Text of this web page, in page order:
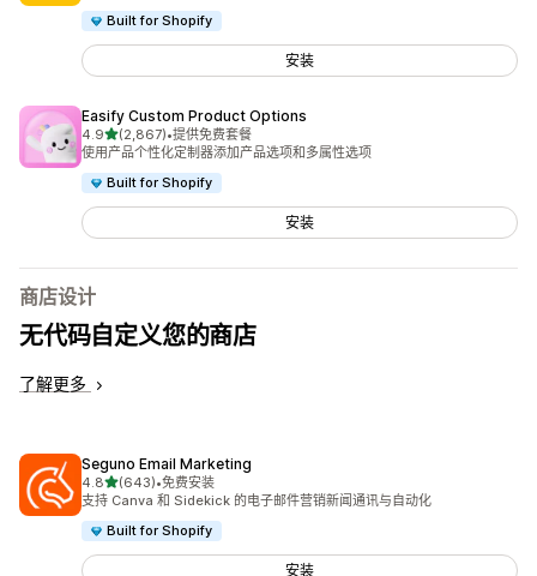
Built for Shopify
安装
Easify Custom Product Options
4.9星（满分 5 星）
(2,867)
总共 2867 条评论
•提供免费套餐
使用产品个性化定制器添加产品选项和多属性选项
Built for Shopify
安装
商店设计
无代码自定义您的商店
了解更多
Seguno Email Marketing
4.8星（满分 5 星）
(643)
总共 643 条评论
•免费安装
支持 Canva 和 Sidekick 的电子邮件营销新闻通讯与自动化
Built for Shopify
安装